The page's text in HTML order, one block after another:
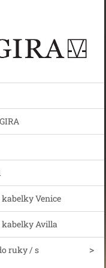
kabelky Venice
kabelky Avilla
ruky / s